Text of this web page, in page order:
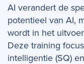
AI verandert de
potentieel van AI,
wordt in het
Deze training
intelligentie (SQ)